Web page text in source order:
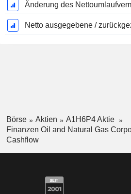
Änderung des
Netto ausgegebene /
Börse Aktien
A1H6P4 Aktie
Finanzen Oil and Natural Gas
Cashflow